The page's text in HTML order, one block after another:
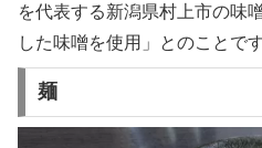
を代表する新潟県村上市の味
した味噌を使用」とのことです
麺